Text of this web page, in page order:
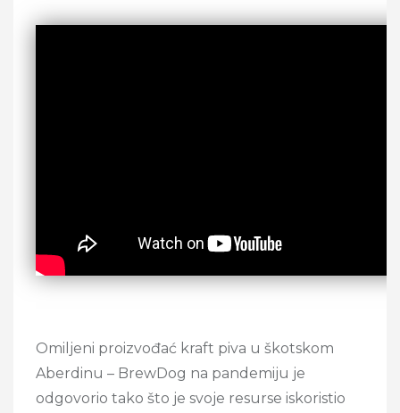
Omiljeni proizvođać kraft piva u škotskom
Aberdinu – BrewDog na pandemiju je
odgovorio tako što je svoje resurse iskoristio